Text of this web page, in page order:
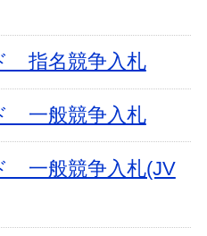
指名競争入札
一般競争入札
一般競争入札(JV